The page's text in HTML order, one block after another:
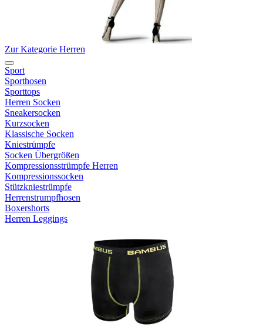
Zur Kategorie Herren
Sport
Sporthosen
Sporttops
Herren Socken
Sneakersocken
Kurzsocken
Klassische Socken
Kniestrümpfe
Socken Übergrößen
Kompressionsstrümpfe Herren
Kompressionssocken
Stützkniestrümpfe
Herrenstrumpfhosen
Boxershorts
Herren Leggings